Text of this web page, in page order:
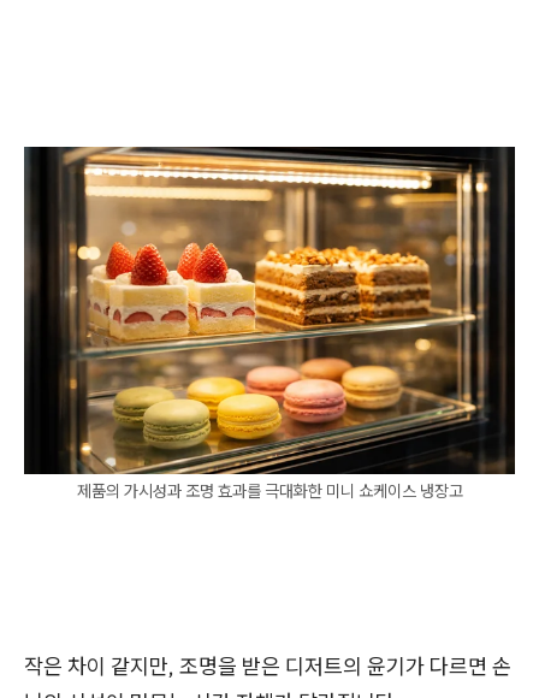
제품의 가시성과 조명 효과를 극대화한 미니 쇼케이스 냉장고
작은 차이 같지만, 조명을 받은 디저트의 윤기가 다르면 손